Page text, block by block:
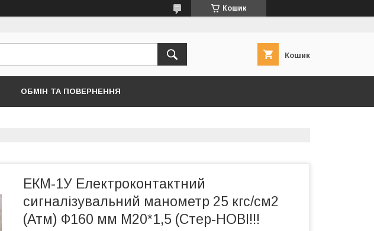
Кошик
Кошик
ОБМІН ТА ПОВЕРНЕННЯ
ЕКМ-1У Електроконтактний
сигналізувальний манометр 25 кгс/см2
(Атм) Ф160 мм М20*1,5 (Стер-НОВІ!!!